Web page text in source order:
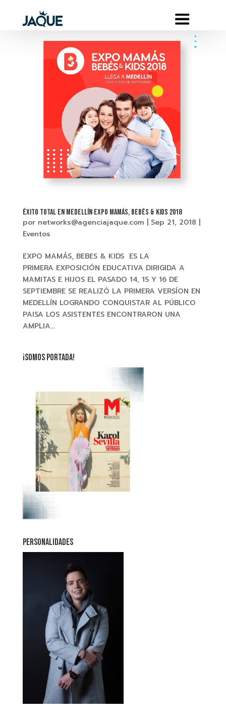
Éxito total en MEDELLÍN EXPO MAMÁS, BEBÉS & KIDS 2018
por networks@agenciajaque.com Sep 21, 2018
Eventos
EXPO MAMÁS, BEBES & KIDS ES LA
PRIMERA EXPOSICIÓN EDUCATIVA DIRIGIDA A
MAMITAS E HIJOS EL PASADO 14, 15 Y 16 DE
SEPTIEMBRE SE REALIZÓ LA PRIMERA VERSÍON EN
MEDELLÍN LOGRANDO CONQUISTAR AL PÚBLICO
PAISA LOS ASISTENTES ENCONTRARON UNA
AMPLIA...
¡SOMOS PORTADA!
PERSONALIDADES